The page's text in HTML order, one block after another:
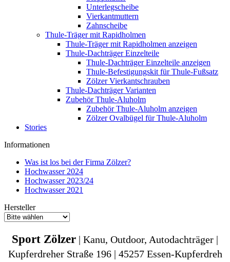
Unterlegscheibe
Vierkantmuttern
Zahnscheibe
Thule-Träger mit Rapidholmen
Thule-Träger mit Rapidholmen anzeigen
Thule-Dachträger Einzelteile
Thule-Dachträger Einzelteile anzeigen
Thule-Befestigungskit für Thule-Fußsatz
Zölzer Vierkantschrauben
Thule-Dachträger Varianten
Zubehör Thule-Aluholm
Zubehör Thule-Aluholm anzeigen
Zölzer Ovalbügel für Thule-Aluholm
Stories
Informationen
Was ist los bei der Firma Zölzer?
Hochwasser 2024
Hochwasser 2023/24
Hochwasser 2021
Hersteller
Sport Zölzer | Kanu, Outdoor, Autodachträger |
Kupferdreher Straße 196 | 45257 Essen-Kupferdreh